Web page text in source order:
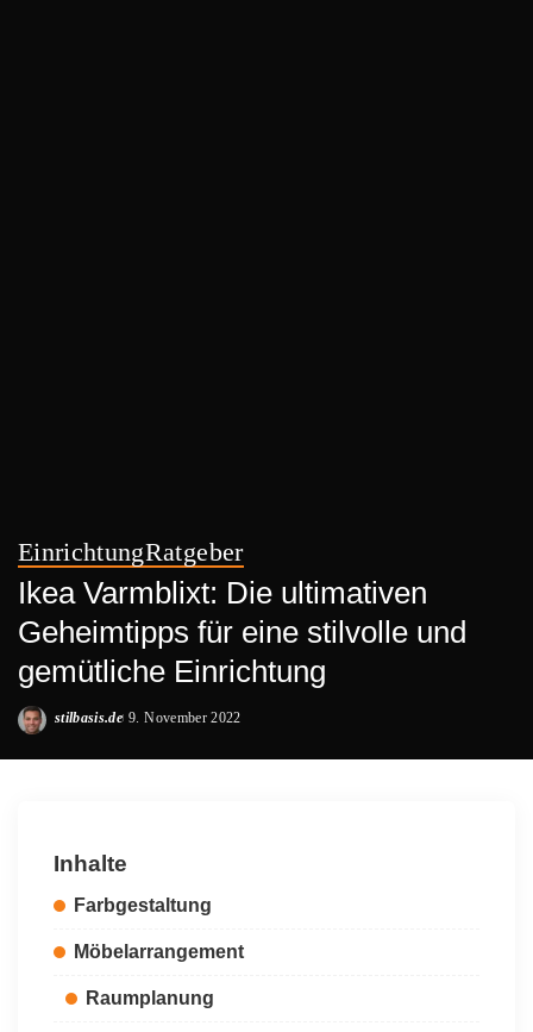
EinrichtungRatgeber
Ikea Varmblixt: Die ultimativen
Geheimtipps für eine stilvolle und
gemütliche Einrichtung
Posted
stilbasis.de 9. November 2022
Inhalte
Farbgestaltung
Möbelarrangement
Raumplanung